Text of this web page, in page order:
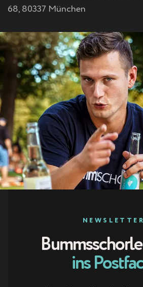
L
D
E
R
O
S
É
68, 80337 München
NEWSLETTER
ins